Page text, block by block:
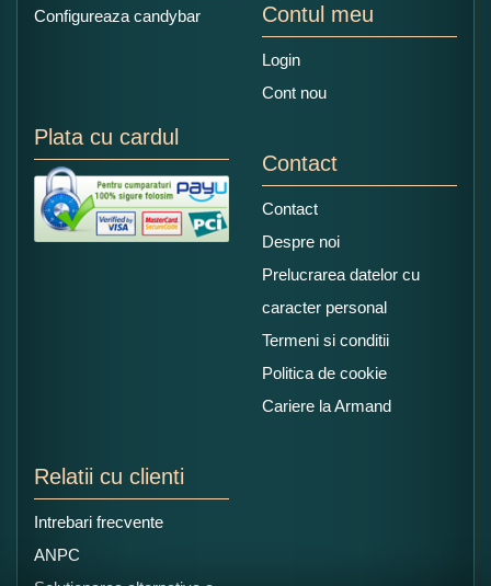
Configureaza candybar Contul meu
Login
Cont nou
Plata cu cardul
Contact
Contact
Despre noi
Prelucrarea datelor cu
caracter personal
Termeni si conditii
Politica de cookie
Cariere la Armand
Relatii cu clienti
Intrebari frecvente
ANPC